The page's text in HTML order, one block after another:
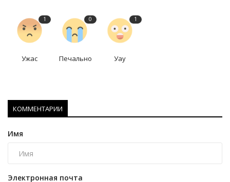
1
Ужас
0
Печально
1
Уау
КОММЕНТАРИИ
Имя
Электронная почта